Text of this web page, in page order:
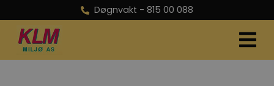
Døgnvakt -815 00 088